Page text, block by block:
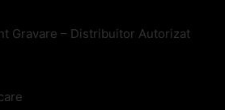
Gravare – Distribuitor Autorizat